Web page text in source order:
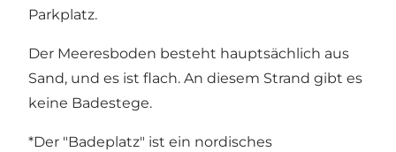
Parkplatz.
Der Meeresboden besteht hauptsächlich aus
Sand, und es ist flach. An diesem Strand gibt es
keine Badestege.
*Der "Badeplatz" ist ein nordisches